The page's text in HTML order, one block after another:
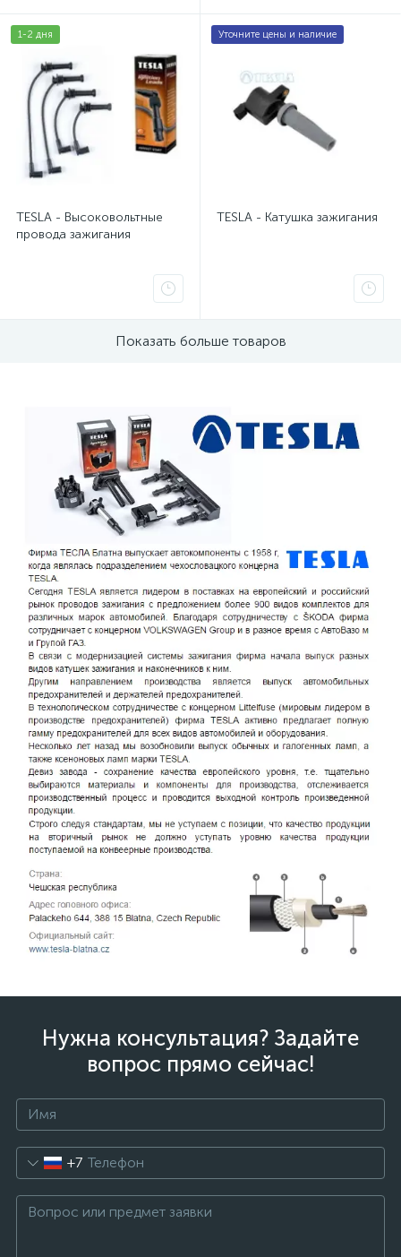
1-2 дня
TESLA - Высоковольтные
провода зажигания
Уточните цены и наличие
TESLA - Катушка зажигания
Показать больше товаров
Нужна консультация? Задайте
вопрос прямо сейчас!
+7